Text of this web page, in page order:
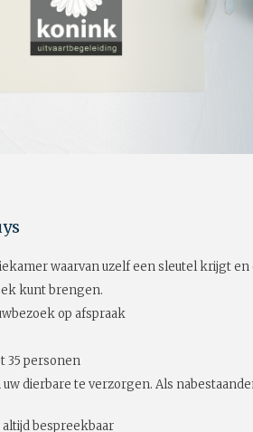
waarvan uzelf een sleutel krijgt
kunt brengen.
op afspraak
35 personen
dierbare te verzorgen. Als
bespreekbaar